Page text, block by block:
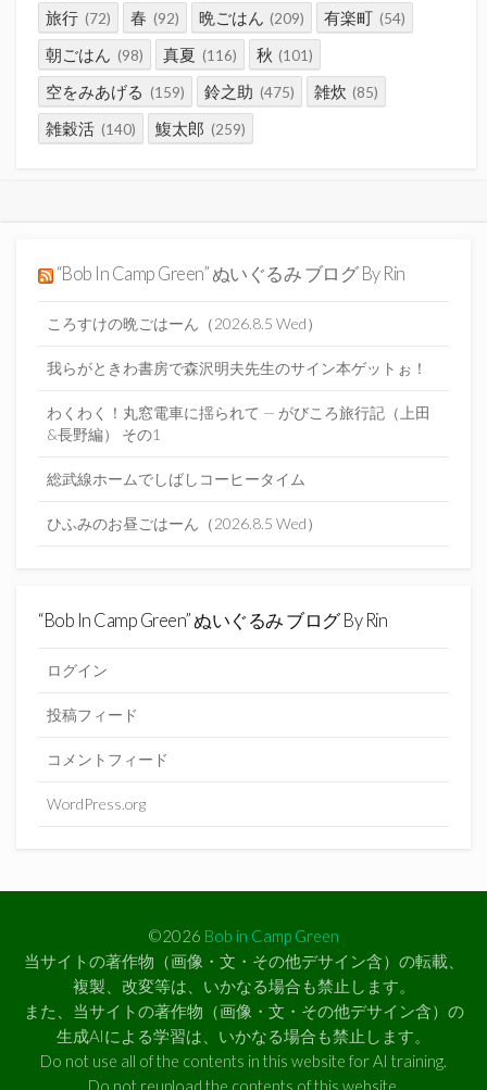
旅行 (72) 春 (92) 晩ごはん (209) 有楽町 (54)
朝ごはん (98) 真夏 (116) 秋 (101)
空をみあげる (159) 鈴之助 (475) 雑炊 (85)
雑穀活 (140) 鰒太郎 (259)
“Bob In Camp Green” ぬいぐるみ ブログ By Rin
ころすけの晩ごはーん（2026.8.5 Wed）
我らがときわ書房で森沢明夫先生のサイン本ゲットぉ！
わくわく！丸窓電車に揺られて — がびころ旅行記（上田
&長野編） その1
総武線ホームでしばしコーヒータイム
ひふみのお昼ごはーん（2026.8.5 Wed）
“Bob In Camp Green” ぬいぐるみ ブログ By Rin
ログイン
投稿フィード
コメントフィード
WordPress.org
©2026 Bob in Camp Green
当サイトの著作物（画像・文・その他デサイン含）の転載、
複製、改変等は、いかなる場合も禁止します。
また、当サイトの著作物（画像・文・その他デサイン含）の
生成AIによる学習は、いかなる場合も禁止します。
Do not use all of the contents in this website for AI training.
Do not reupload the contents of this website.